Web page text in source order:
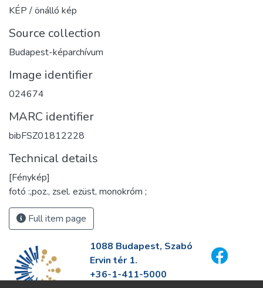
KÉP / önálló kép
Source collection
Budapest-képarchívum
Image identifier
024674
MARC identifier
bibFSZ01812228
Technical details
[Fénykép]
fotó :,poz., zsel. ezüst, monokróm ;
Full item page
1088 Budapest, Szabó
Ervin tér 1.
+36-1-411-5000